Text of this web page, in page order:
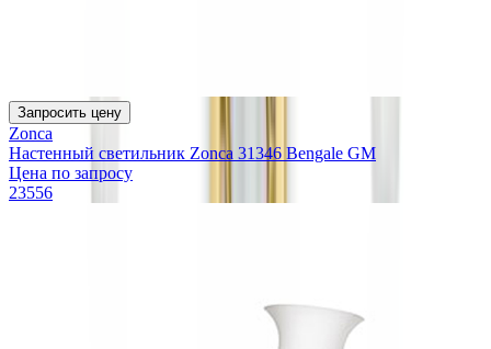
Запросить цену
Zonca
Настенный светильник Zonca 31346 Bengale GM
Цена по запросу
23556